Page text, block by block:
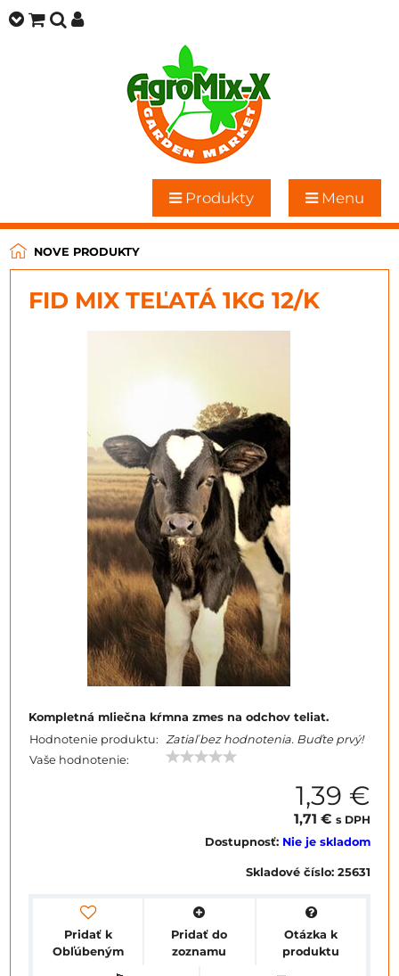
Produkty Menu
NOVE PRODUKTY
FID MIX TEĽATÁ 1KG 12/K
Kompletná mliečna kŕmna zmes na odchov teliat.
Hodnotenie produktu: Zatiaľ bez hodnotenia. Buďte prvý!
Vaše hodnotenie:
1,39 €
1,71 € s DPH
Dostupnosť: Nie je skladom
Skladové číslo: 25631
Pridať k
Obľúbeným
Pridať do
zoznamu
Otázka k
produktu